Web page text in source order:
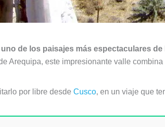
de los paisajes más espectaculares de
Arequipa, este impresionante valle
por libre desde Cusco, en un viaje que